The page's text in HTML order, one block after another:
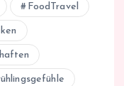
FoodTravel